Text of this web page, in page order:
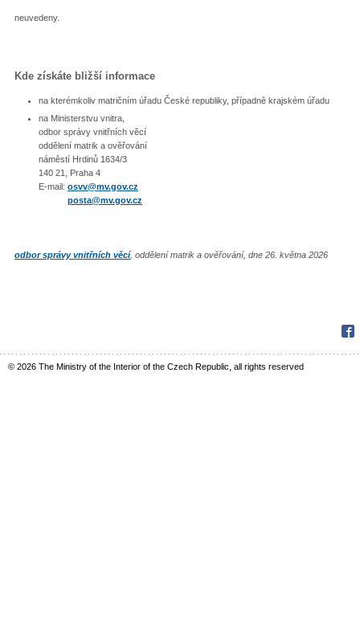
neuvedeny.
Kde získáte bližší informace
na kterémkoliv matričním úřadu České republiky, případně krajském úřadu
na Ministerstvu vnitra,
odbor správy vnitřních věcí
oddělení matrik a ověřování
náměstí Hrdinů 1634/3
140 21, Praha 4
E-mail: osvv@mv.gov.cz
posta@mv.gov.cz
odbor správy vnitřních věcí, oddělení matrik a ověřování, dne 26. května 2026
© 2026 The Ministry of the Interior of the Czech Republic, all rights reserved